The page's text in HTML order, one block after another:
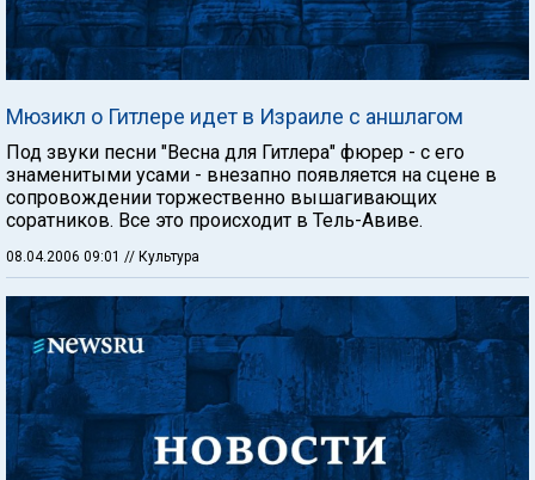
Мюзикл о Гитлере идет в Израиле с аншлагом
Под звуки песни "Весна для Гитлера" фюрер - с его
знаменитыми усами - внезапно появляется на сцене в
сопровождении торжественно вышагивающих
соратников. Все это происходит в Тель-Авиве.
08.04.2006 09:01 // Культура